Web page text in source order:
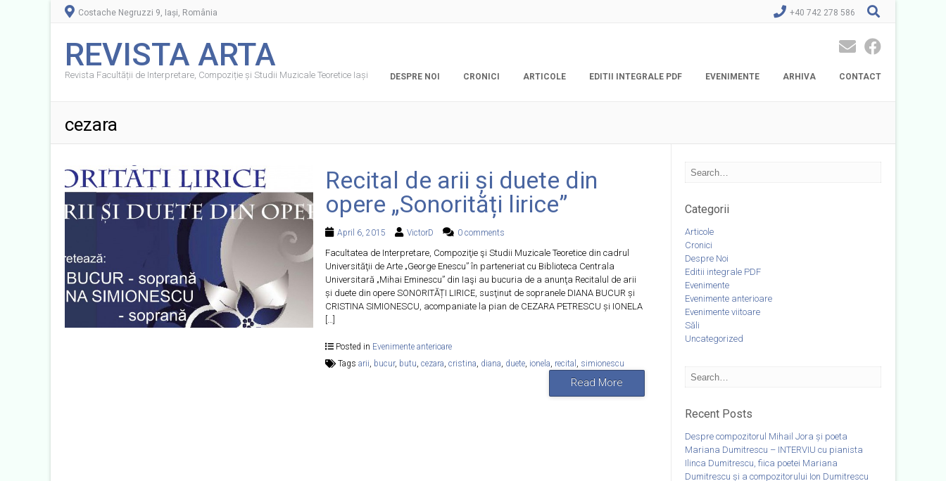
Costache Negruzzi 9, Iași, România +40 742 278 586
REVISTA ARTA
Revista Facultății de Interpretare, Compoziție și Studii Muzicale Teoretice Iași DESPRE NOI CRONICI ARTICOLE EDITII INTEGRALE PDF EVENIMENTE ARHIVA CONTACT
cezara
Recital de arii și duete din
opere „Sonorități lirice”
April 6, 2015 VictorD 0 comments
Facultatea de Interpretare, Compoziţie şi Studii Muzicale Teoretice din cadrul
Universităţii de Arte „George Enescu” în parteneriat cu Biblioteca Centrala
Universitară „Mihai Eminescu” din Iaşi au bucuria de a anunţa Recitalul de arii
și duete din opere SONORITĂȚI LIRICE, susţinut de sopranele DIANA BUCUR și
CRISTINA SIMIONESCU, acompaniate la pian de CEZARA PETRESCU și IONELA
[…]
Posted in Evenimente anterioare
Tags arii bucur, butu cezara cristina diana duete, ionela recital simionescu
Read More
Categorii
Articole
Cronici
Despre Noi
Editii integrale PDF
Evenimente
Evenimente anterioare
Evenimente viitoare
Săli
Uncategorized
Recent Posts
Despre compozitorul Mihail Jora și poeta
Mariana Dumitrescu – INTERVIU cu pianista
Ilinca Dumitrescu, fiica poetei Mariana
Dumitrescu și a compozitorului Ion Dumitrescu